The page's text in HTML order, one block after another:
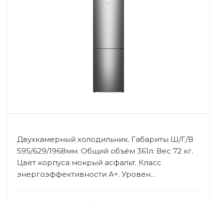
Двухкамерный холодильник. Габариты Ш/Г/В
595/629/1968мм. Общий объём 361л. Вес 72 кг.
Цвет корпуса мокрый асфальт. Класс
энергоэффективности А+. Уровен...